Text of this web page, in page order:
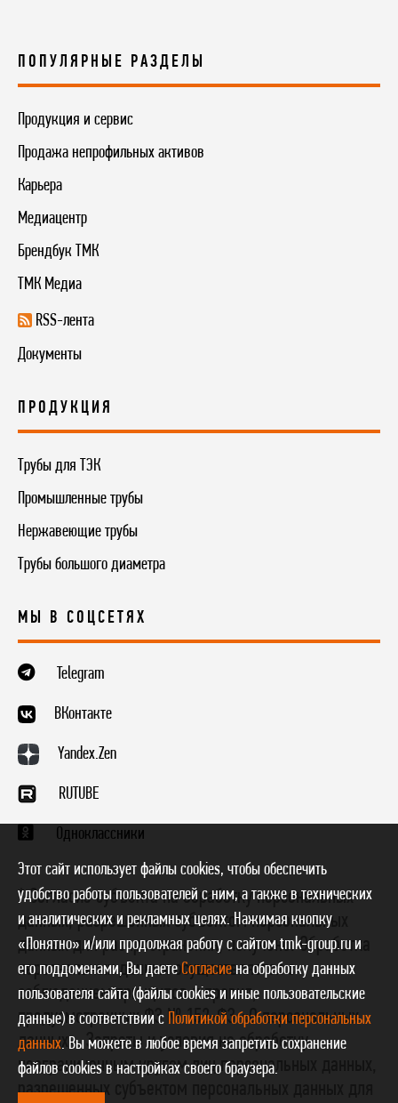
ПОПУЛЯРНЫЕ РАЗДЕЛЫ
Продукция и сервис
Продажа непрофильных активов
Карьера
Медиацентр
Брендбук ТМК
ТМК Медиа
RSS-лента
Документы
ПРОДУКЦИЯ
Трубы для ТЭК
Промышленные трубы
Нержавеющие трубы
Трубы большого диаметра
МЫ В СОЦСЕТЯХ
Telegram
ВКонтакте
Yandex.Zen
RUTUBE
Одноклассники
* Согласие субъекта на обработку персональных
данных, разрешенных субъектом персональных
данных для распространения, получено. Обработка
персональных данных осуществляется с
соблюдением принципов и правил,
предусмотренных ФЗ № 152-ФЗ «О персональных
данных». Запреты и условия на обработку
неограниченным кругом лиц персональных данных,
разрешенных субъектом персональных данных для
Этот сайт использует файлы cookies, чтобы обеспечить
удобство работы пользователей с ним, а также в технических
и аналитических и рекламных целях. Нажимая кнопку
«Понятно» и/или продолжая работу с сайтом tmk-group.ru и
его поддоменами, Вы даете Согласие на обработку данных
пользователя сайта (файлы cookies и иные пользовательские
данные) в соответствии с Политикой обработки персональных
данных. Вы можете в любое время запретить сохранение
файлов cookies в настройках своего браузера.